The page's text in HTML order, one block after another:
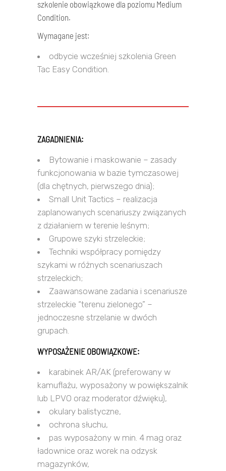
szkolenie obowiązkowe dla poziomu Medium
Condition.
Wymagane jest:
odbycie wcześniej szkolenia Green
Tac Easy Condition.
ZAGADNIENIA:
Bytowanie i maskowanie – zasady
funkcjonowania w bazie tymczasowej
(dla chętnych, pierwszego dnia);
Small Unit Tactics – realizacja
zaplanowanych scenariuszy związanych
z działaniem w terenie leśnym;
Grupowe szyki strzeleckie;
Techniki współpracy pomiędzy
szykami w różnych scenariuszach
strzeleckich;
Zaawansowane zadania i scenariusze
strzeleckie “terenu zielonego” –
jednoczesne strzelanie w dwóch
grupach.
WYPOSAŻENIE OBOWIĄZKOWE:
karabinek AR/AK (preferowany w
kamuflażu, wyposażony w powiększalnik
lub LPVO oraz moderator dźwięku),
okulary balistyczne,
ochrona słuchu,
pas wyposażony w min. 4 mag oraz
ładownice oraz worek na odzysk
magazynków,